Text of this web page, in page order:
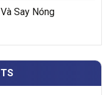
Say Nóng